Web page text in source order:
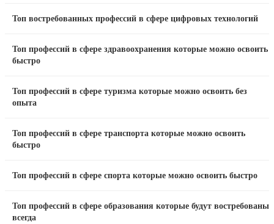
Топ востребованных профессий в сфере цифровых технологий
Топ профессий в сфере здравоохранения которые можно освоить
быстро
Топ профессий в сфере туризма которые можно освоить без
опыта
Топ профессий в сфере транспорта которые можно освоить
быстро
Топ профессий в сфере спорта которые можно освоить быстро
Топ профессий в сфере образования которые будут востребованы
всегда